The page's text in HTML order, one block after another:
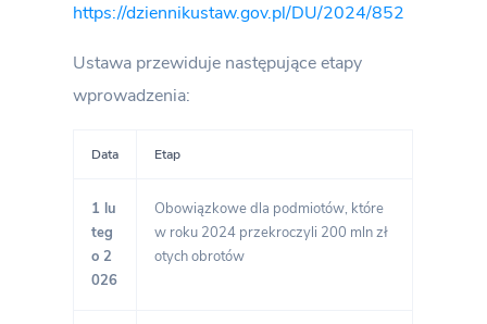
https://dziennikustaw.gov.pl/DU/2024/852
Ustawa przewiduje następujące etapy
wprowadzenia:
Data Etap
1 lu
teg
o 2
026
Obowiązkowe dla podmiotów, które
w roku 2024 przekroczyli 200 mln zł
otych obrotów